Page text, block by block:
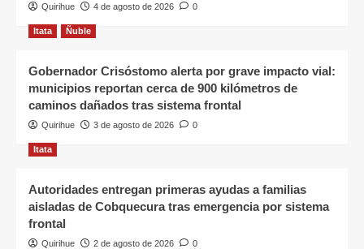
Quirihue 4 de agosto de 2026 0
Itata Ñuble
Gobernador Crisóstomo alerta por grave impacto vial:
municipios reportan cerca de 900 kilómetros de
caminos dañados tras sistema frontal
Quirihue 3 de agosto de 2026 0
Itata
Autoridades entregan primeras ayudas a familias
aisladas de Cobquecura tras emergencia por sistema
frontal
Quirihue 2 de agosto de 2026 0